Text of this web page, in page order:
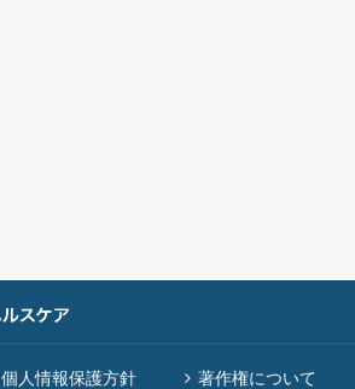
個人情報保護方針 著作権について